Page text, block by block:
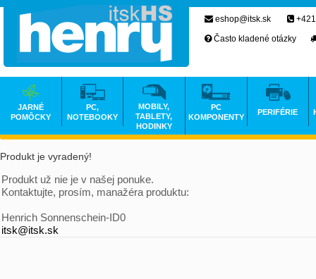
Produkt je vyradený!
Produkt už nie je v našej ponuke.
Kontaktujte, prosím, manažéra produktu:
Henrich Sonnenschein-ID0
itsk@itsk.sk
eshop@itsk.sk
Často kladené otázky
JARNÉ
POMÔCKY
PC,
NOTEBOOKY
MOBILY,
TABLETY,
HODINKY
PC
KOMPONENTY
PERIFÉRIE